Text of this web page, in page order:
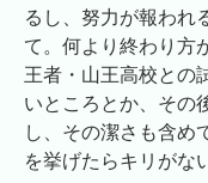
るし、努力が報われ
て。何より終わり方
王者・山王高校との
いところとか、その
し、その潔さも含め
を挙げたらキリがな